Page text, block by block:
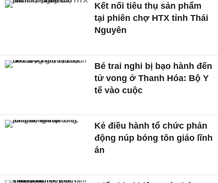
Kết nối tiêu thụ sản phẩm
tại phiên chợ HTX tỉnh Thái
Nguyên
Bé trai nghi bị bạo hành đến
tử vong ở Thanh Hóa: Bộ Y
tế vào cuộc
Kẻ điều hành tổ chức phản
động núp bóng tôn giáo lĩnh
án